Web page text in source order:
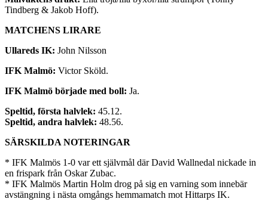
Tindberg & Jakob Hoff).
MATCHENS LIRARE
Ullareds IK: John Nilsson
IFK Malmö: Victor Sköld.
IFK Malmö började med boll: Ja.
Speltid, första halvlek: 45.12.
Speltid, andra halvlek: 48.56.
SÄRSKILDA NOTERINGAR
* IFK Malmös 1-0 var ett självmål där David Wallnedal nickade in
en frispark från Oskar Zubac.
* IFK Malmös Martin Holm drog på sig en varning som innebär
avstängning i nästa omgångs hemmamatch mot Hittarps IK.